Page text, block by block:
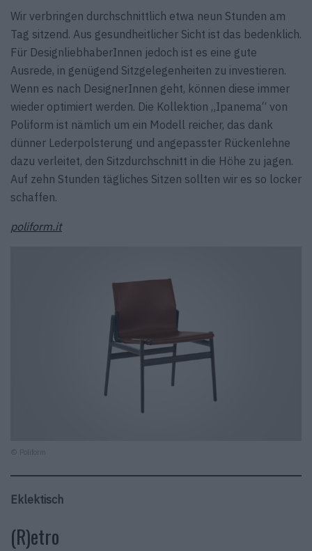
Wir verbringen durchschnittlich etwa neun Stunden am
Tag sitzend. Aus gesundheitlicher Sicht ist das bedenklich.
Für DesignliebhaberInnen jedoch ist es eine gute
Ausrede, in genügend Sitzgelegenheiten zu investieren.
Wenn es nach DesignerInnen geht, können diese immer
wieder optimiert werden. Die Kollektion „Ipanema“ von
Poliform ist nämlich um ein Modell reicher, das dank
dünner Lederpolsterung und angepasster Rückenlehne
dazu verleitet, den Sitzdurchschnitt in die Höhe zu jagen.
Auf zehn Stunden tägliches Sitzen sollten wir es so locker
schaffen.
poliform.it
© Poliform
Eklektisch
(R)etro